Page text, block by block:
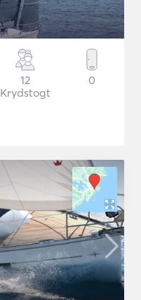
12
Krydstogt
0